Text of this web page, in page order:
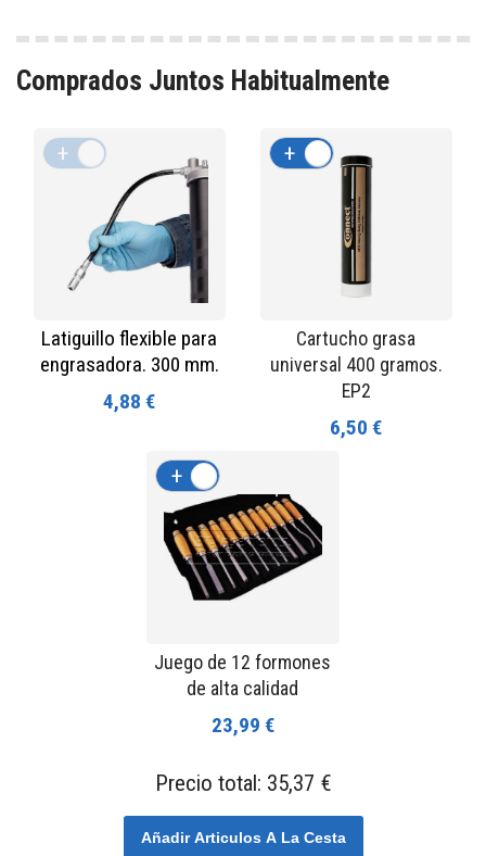
Comprados Juntos Habitualmente
Latiguillo flexible para
engrasadora. 300 mm.
4,88 €
+
Cartucho grasa
universal 400 gramos.
EP2
6,50 €
+ -
Juego de 12 formones
de alta calidad
23,99 €
+
Precio total: 35,37 €
Añadir Articulos A La Cesta